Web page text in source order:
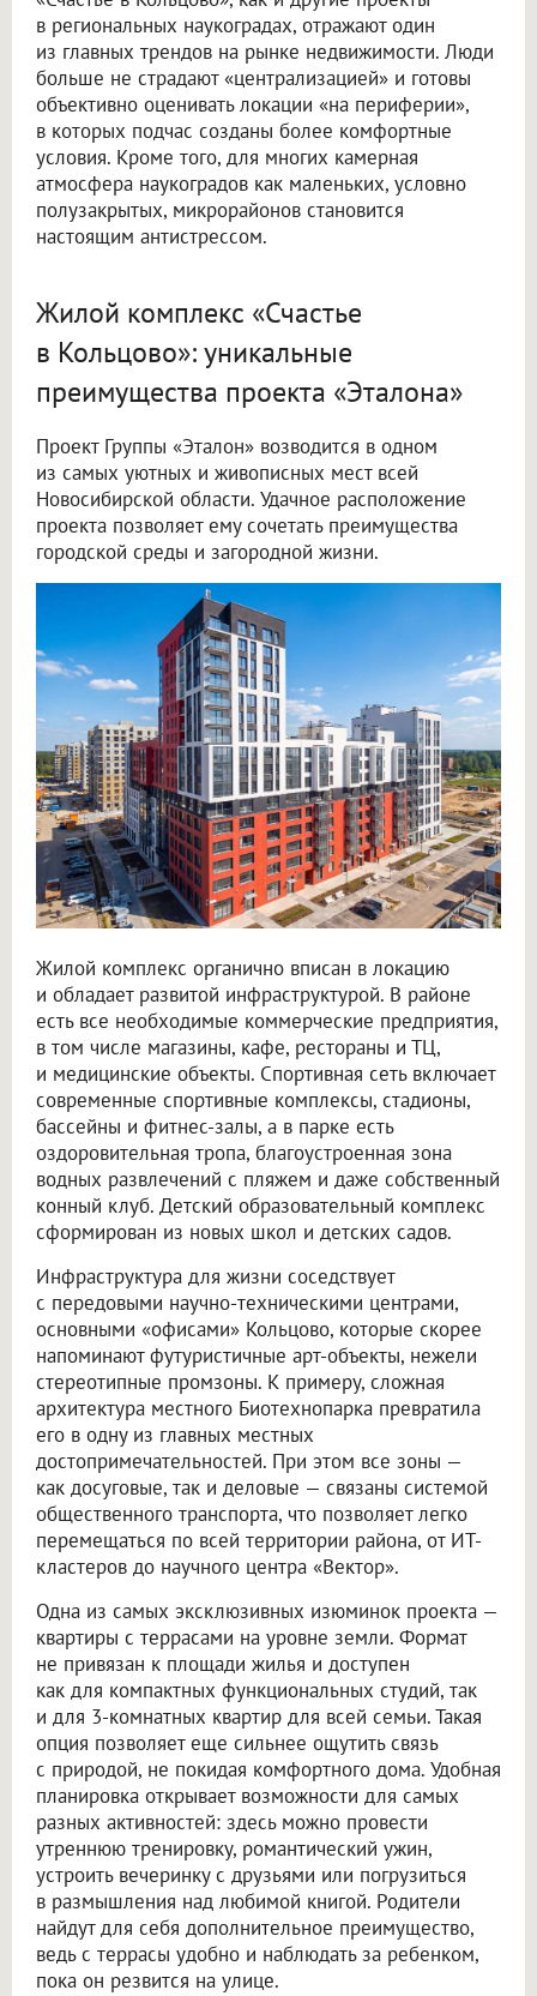
в региональных наукоградах, отражают один
из главных трендов на рынке недвижимости. Люди
больше не страдают «централизацией» и готовы
объективно оценивать локации «на периферии»,
в которых подчас созданы более комфортные
условия. Кроме того, для многих камерная
атмосфера наукоградов как маленьких, условно
полузакрытых, микрорайонов становится
настоящим антистрессом.
Жилой комплекс «Счастье
в Кольцово»: уникальные
преимущества проекта «Эталона»
Проект Группы «Эталон» возводится в одном
из самых уютных и живописных мест всей
Новосибирской области. Удачное расположение
проекта позволяет ему сочетать преимущества
городской среды и загородной жизни.
Жилой комплекс органично вписан в локацию
и обладает развитой инфраструктурой. В районе
есть все необходимые коммерческие предприятия,
в том числе магазины, кафе, рестораны и ТЦ,
и медицинские объекты. Спортивная сеть включает
современные спортивные комплексы, стадионы,
бассейны и фитнес-залы, а в парке есть
оздоровительная тропа, благоустроенная зона
водных развлечений с пляжем и даже собственный
конный клуб. Детский образовательный комплекс
сформирован из новых школ и детских садов.
Инфраструктура для жизни соседствует
с передовыми научно-техническими центрами,
основными «офисами» Кольцово, которые скорее
напоминают футуристичные арт-объекты, нежели
стереотипные промзоны. К примеру, сложная
архитектура местного Биотехнопарка превратила
его в одну из главных местных
достопримечательностей. При этом все зоны —
как досуговые, так и деловые — связаны системой
общественного транспорта, что позволяет легко
перемещаться по всей территории района, от ИТ-
кластеров до научного центра «Вектор».
Одна из самых эксклюзивных изюминок проекта —
квартиры с террасами на уровне земли. Формат
не привязан к площади жилья и доступен
как для компактных функциональных студий, так
и для 3-комнатных квартир для всей семьи. Такая
опция позволяет еще сильнее ощутить связь
с природой, не покидая комфортного дома. Удобная
планировка открывает возможности для самых
разных активностей: здесь можно провести
утреннюю тренировку, романтический ужин,
устроить вечеринку с друзьями или погрузиться
в размышления над любимой книгой. Родители
найдут для себя дополнительное преимущество,
ведь с террасы удобно и наблюдать за ребенком,
пока он резвится на улице.